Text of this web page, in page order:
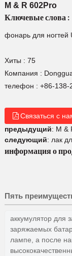
М & R 602Pro
Ключевые слова :
фонарь для ногтей
Хиты : 75
Компания :
телефон : +86-138-
Связаться с
предыдущий: M &
следующий: лак
информация о
Пять
аккумулятор для
заряжаемых
лампе, а после